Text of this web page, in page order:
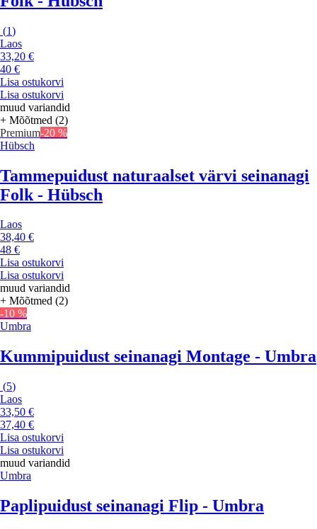
(1)
Laos
33,20 €
40 €
Lisa ostukorvi
Lisa ostukorvi
muud variandid
+ Mõõtmed (2)
Premium-20 %
Hübsch
Tammepuidust naturaalset värvi seinanagi
Folk - Hübsch
Laos
38,40 €
48 €
Lisa ostukorvi
Lisa ostukorvi
muud variandid
+ Mõõtmed (2)
-10 %
Umbra
Kummipuidust seinanagi Montage - Umbra
(5)
Laos
33,50 €
37,40 €
Lisa ostukorvi
Lisa ostukorvi
muud variandid
Umbra
Paplipuidust seinanagi Flip - Umbra